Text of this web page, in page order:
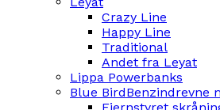
Crazy Line
Happy Line
Traditional
Andet fra Leyat
Lippa Powerbanks
Blue BirdBenzindrevne